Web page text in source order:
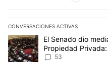
CONVERSACIONES ACTIVAS
Este listado muestra los
Un artículo de tendencia con
El Senado dio
Propiedad
Ley del Manejo del
53